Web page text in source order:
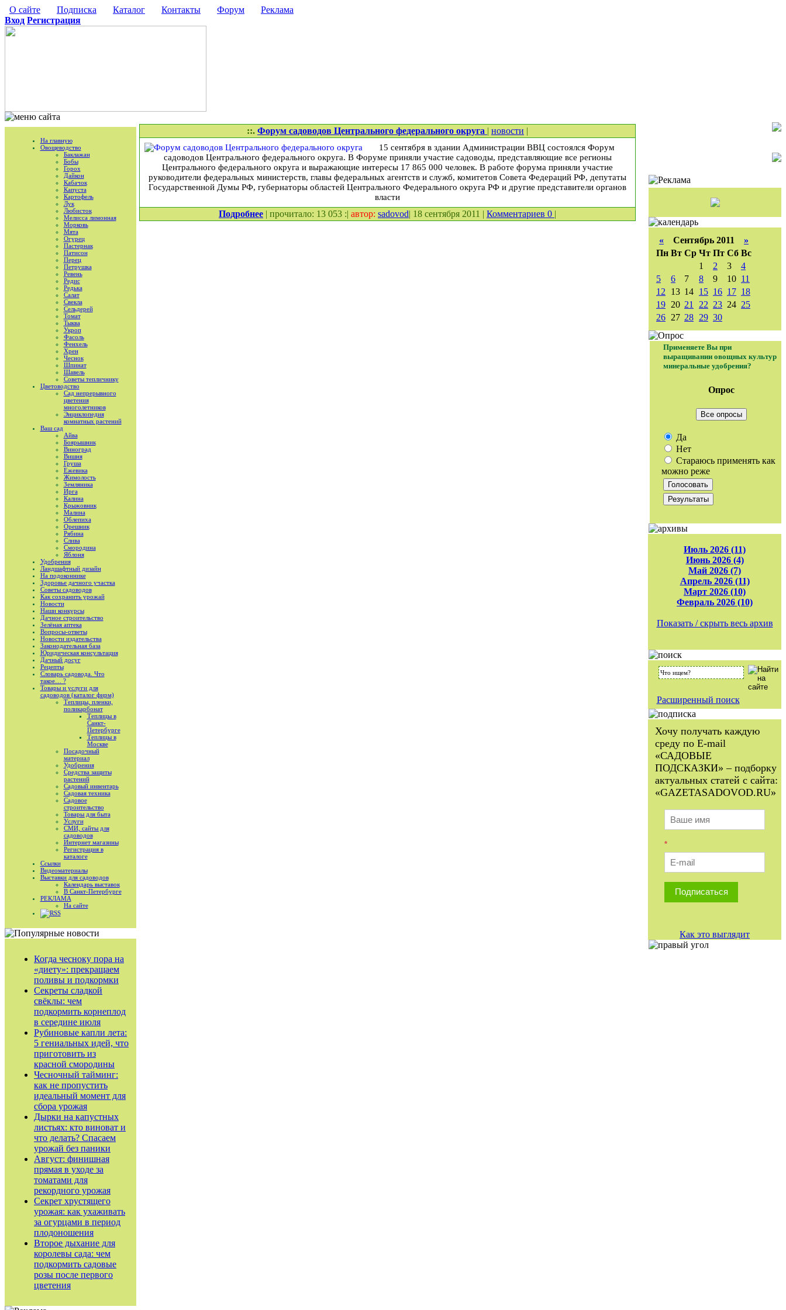
О сайте Подписка Каталог Контакты Форум
Реклама
Вход Регистрация
На главную
Овощеводство
Баклажан
Бобы
Горох
Дайкон
Кабачок
Капуста
Картофель
Лук
Любисток
Мелисса лимонная
Морковь
Мята
Огурец
Пастернак
Патисон
Перец
Петрушка
Ревень
Редис
Редька
Салат
Свекла
Сельдерей
Томат
Тыква
Укроп
Фасоль
Фенхель
Хрен
Чеснок
Шпинат
Шавель
Советы тепличнику
Цветоводство
Сад непрерывного
цветения
многолетников
Энциклопедия
комнатных растений
Ваш сад
Айва
Боярышник
Виноград
Вишня
Груша
Ежевика
Жимолость
Земляника
Ирга
Калина
Крыжовник
Малина
Облепиха
Орешник
Рябина
Слива
Смородина
Яблоня
Удобрения
Ландшафтный дизайн
На подоконнике
Здоровье дачного участка
Советы садоводов
Как сохранить урожай
Новости
Наши конкурсы
Дачное строительство
Зелёная аптека
Вопросы-ответы
Новости издательства
Законодательная база
Юридическая консультация
Дачный досуг
Рецепты
Словарь садовода. Что
такое… ?
Товары и услуги для
садоводов (каталог фирм)
Теплицы, пленки,
поликарбонат
Теплицы в
Санкт-
Петербурге
Теплицы в
Москве
Посадочный
материал
Удобрения
Средства защиты
растений
Садовый инвентарь
Садовая техника
Садовое
строительство
Товары для быта
Услуги
СМИ, сайты для
садоводов
Интернет магазины
Регистрация в
каталоге
Ссылки
Видеоматериалы
Выставки для садоводов
Календарь выставок
В Санкт-Петербурге
РЕКЛАМА
На сайте
RSS
Когда чесноку пора на
«диету»: прекращаем
поливы и подкормки
Секреты сладкой
свёклы: чем
подкормить корнеплод
в середине июля
Рубиновые капли лета:
5 гениальных идей, что
приготовить из
красной смородины
Чесночный тайминг:
как не пропустить
идеальный момент для
сбора урожая
Дырки на капустных
листьях: кто виноват и
что делать? Спасаем
урожай без паники
Август: финишная
прямая в уходе за
томатами для
рекордного урожая
Секрет хрустящего
урожая: как ухаживать
за огурцами в период
плодоношения
Второе дыхание для
королевы сада: чем
подкормить садовые
розы после первого
цветения
::. Форум садоводов Центрального федерального округа | новости |
15 сентября в здании Администрации ВВЦ состоялся Форум
садоводов Центрального федерального округа. В Форуме приняли участие садоводы, представляющие все регионы
Центрального федерального округа и выражающие интересы 17 865 000 человек. В работе форума приняли участие
руководители федеральных министерств, главы федеральных агентств и служб, комитетов Совета Федераций РФ, депутаты
Государственной Думы РФ, губернаторы областей Центрального Федерального округа РФ и другие представители органов
власти
Подробнее | прочитало: 13 053 :| автор: sadovod| 18 сентября 2011 | Комментариев 0 |
« Сентябрь 2011 »
Пн Вт Ср Чт Пт Сб Вс
1
2 3
4
5
6 7 8 9 10 11
12
13 14 15 16 17 18
19 20 21 22 23 24 25
26 27 28 29 30
Применяете Вы при
выращивании овощных культур
минеральные удобрения?
Опрос
Все опросы
Да
Нет
Стараюсь применять как
можно реже
Июль 2026 (11)
Июнь 2026 (4)
Май 2026 (7)
Апрель 2026 (11)
Март 2026 (10)
Февраль 2026 (10)
Показать / скрыть весь архив
Расширенный поиск
Хочу получать каждую
среду по E-mail
«САДОВЫЕ
ПОДСКАЗКИ» – подборку
актуальных статей с сайта:
«GAZETASADOVOD.RU»
*
Подписаться
Как это выглядит